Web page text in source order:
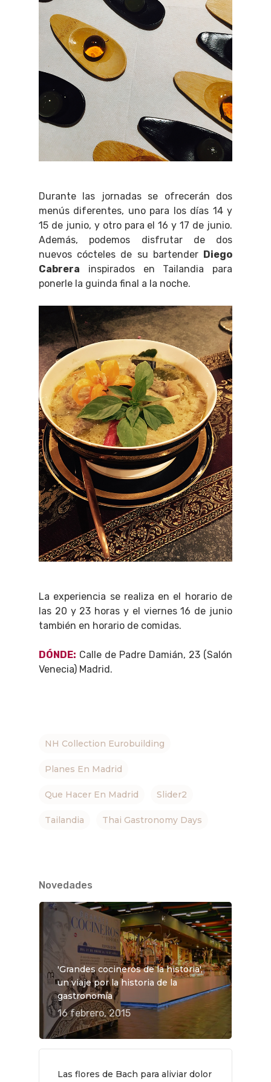
Durante las jornadas se ofrecerán dos
menús diferentes, uno para los días 14 y
15 de junio, y otro para el 16 y 17 de junio.
Además, podemos disfrutar de dos
nuevos cócteles de su bartender Diego
Cabrera inspirados en Tailandia para
ponerle la guinda final a la noche.
La experiencia se realiza en el horario de
las 20 y 23 horas y el viernes 16 de junio
también en horario de comidas.
DÓNDE: Calle de Padre Damián, 23 (Salón
Venecia) Madrid.
NH Collection Eurobuilding
Planes En Madrid
Que Hacer En Madrid Slider2
Tailandia Thai Gastronomy Days
Novedades
'Grandes cocineros de la historia',
un viaje por la historia de la
gastronomía
16 febrero, 2015
Las flores de Bach para aliviar dolor